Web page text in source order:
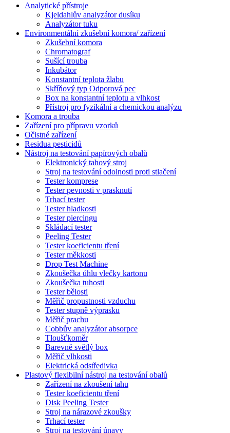
Analytické přístroje
Kjeldahlův analyzátor dusíku
Analyzátor tuku
Environmentální zkušební komora/ zařízení
Zkušební komora
Chromatograf
Sušící trouba
Inkubátor
Konstantní teplota žlabu
Skříňový typ Odporová pec
Box na konstantní teplotu a vlhkost
Přístroj pro fyzikální a chemickou analýzu
Komora a trouba
Zařízení pro přípravu vzorků
Očistné zařízení
Residua pesticidů
Nástroj na testování papírových obalů
Elektronický tahový stroj
Stroj na testování odolnosti proti stlačení
Tester komprese
Tester pevnosti v prasknutí
Trhací tester
Tester hladkosti
Tester piercingu
Skládací tester
Peeling Tester
Tester koeficientu tření
Tester měkkosti
Drop Test Machine
Zkoušečka úhlu vlečky kartonu
Zkoušečka tuhosti
Tester bělosti
Měřič propustnosti vzduchu
Tester stupně výprasku
Měřič prachu
Cobbův analyzátor absorpce
Tloušťkoměr
Barevně světlý box
Měřič vlhkosti
Elektrická odstředivka
Plastový flexibilní nástroj na testování obalů
Zařízení na zkoušení tahu
Tester koeficientu tření
Disk Peeling Tester
Stroj na nárazové zkoušky
Trhací tester
Stroj na testování únavy